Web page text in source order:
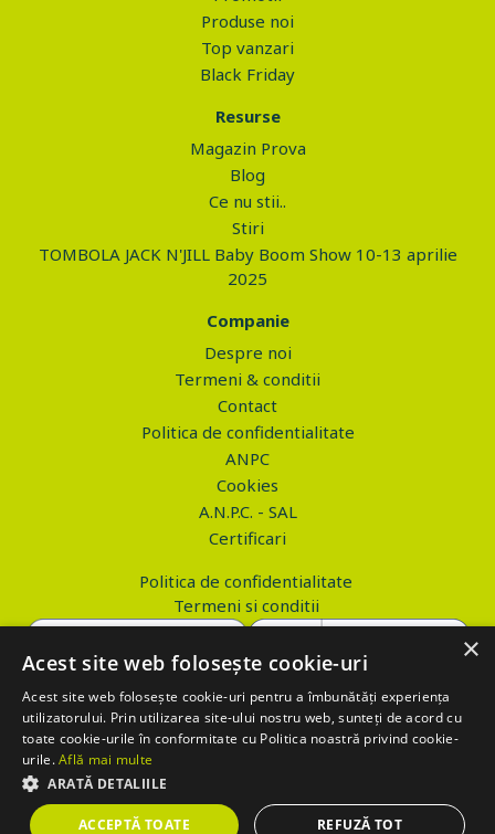
Produse noi
Top vanzari
Black Friday
Resurse
Magazin Prova
Blog
Ce nu stii..
Stiri
TOMBOLA JACK N'JILL Baby Boom Show 10-13 aprilie
2025
Companie
Despre noi
Termeni & conditii
Contact
Politica de confidentialitate
ANPC
Cookies
A.N.P.C. - SAL
Certificari
Politica de confidentialitate
Termeni si conditii
Copyright © 2026 PROVA.ro
$('.btn_gdpr').click(function() { //alert('test'); var values='';
values+='action=accept-gdpr'; $.ajax({ method: "POST", url:
"https://www.prova.ro/gdpr.php", data: values, success: function(html)
×
Acest site web folosește cookie-uri
Acest site web folosește cookie-uri pentru a îmbunătăți experiența
utilizatorului. Prin utilizarea site-ului nostru web, sunteți de acord cu
toate cookie-urile în conformitate cu Politica noastră privind cookie-
urile.Află mai multe
ARATĂ DETALIILE
ACCEPTĂ TOATE REFUZĂ TOT